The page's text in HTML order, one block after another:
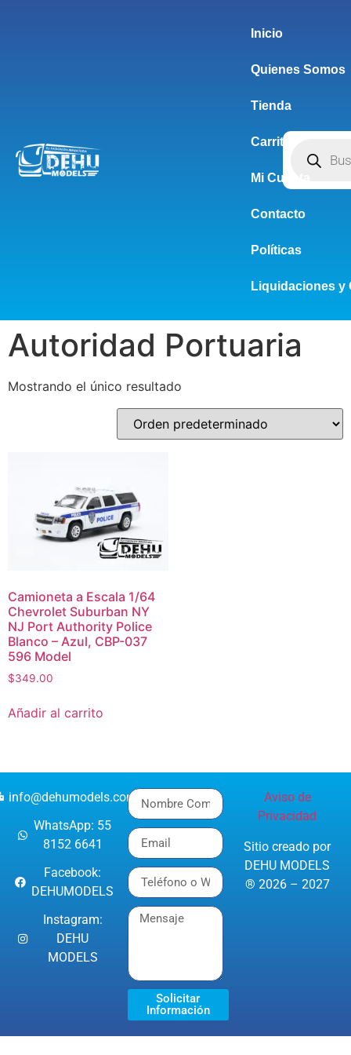
Inicio
Quienes Somos
Tienda
Carrito
Mi Cuenta
Contacto
Políticas
Liquidaciones y
Autoridad Portuaria
Mostrando el único resultado
Camioneta a Escala 1/64
Chevrolet Suburban NY
NJ Port Authority Police
Blanco – Azul, CBP-037
596 Model
$349.00
Añadir al carrito
info@dehumodels.com
WhatsApp: 55
8152 6641
Facebook:
DEHUMODELS
Instagram:
DEHU
MODELS
Solicitar
Información
Aviso de
Privacidad
Sitio creado por
DEHU MODELS
® 2026 – 2027